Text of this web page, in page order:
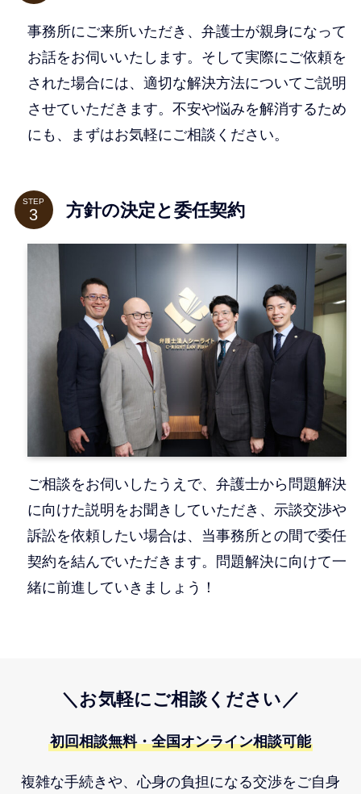
事務所にご来所いただき、弁護士が親身になって
お話をお伺いいたします。そして実際にご依頼を
された場合には、適切な解決方法についてご説明
させていただきます。不安や悩みを解消するため
にも、まずはお気軽にご相談ください。
STEP 方針の決定と委任契約
ご相談をお伺いしたうえで、弁護士から問題解決
に向けた説明をお聞きしていただき、示談交渉や
訴訟を依頼したい場合は、当事務所との間で委任
契約を結んでいただきます。問題解決に向けて一
緒に前進していきましょう！
＼お気軽にご相談ください／
初回相談無料・全国オンライン相談可能
複雑な手続きや、心身の負担になる交渉をご自身